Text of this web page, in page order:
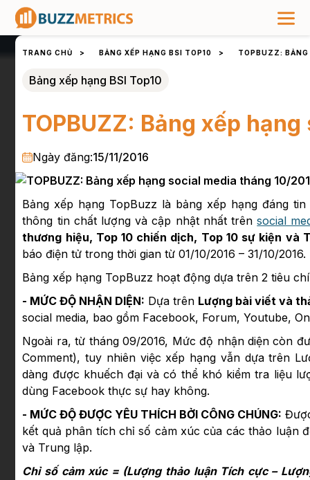
TRANG CHỦ > BẢNG XẾP HẠNG BSI TOP10 > TOPBUZZ:
Bảng xếp hạng BSI Top10
TOPBUZZ: Bảng xếp
Ngày đăng:15/11/2016
Bảng xếp hạng TopBuzz là bảng xếp hạng đáng
thông tin chất lượng và cập nhật nhất trênsocial
thương hiệu, Top 10 chiến dịch, Top 10 sự kiện và
báo điện tử trong thời gian từ 01/10/2016 – 31/10/2016.
Bảng xếp hạng TopBuzz hoạt động dựa trên 2 tiêu
- MỨC ĐỘ NHẬN DIỆN: Dựa trên Lượng bài viết và
social media, bao gồm Facebook, Forum, Youtube,
Ngoài ra, từ tháng 09/2016, Mức độ nhận diện còn
Comment), tuy nhiên việc xếp hạng vẫn dựa trên
dàng được khuếch đại và có thể khó kiểm tra liệu
dùng Facebook thực sự hay không.
- MỨC ĐỘ ĐƯỢC YÊU THÍCH BỞI CÔNG CHÚNG:
kết quả phân tích chỉ số cảm xúc của các thảo luận
và Trung lập.
Chỉ số cảm xúc = (Lượng thảo luận Tích cực –